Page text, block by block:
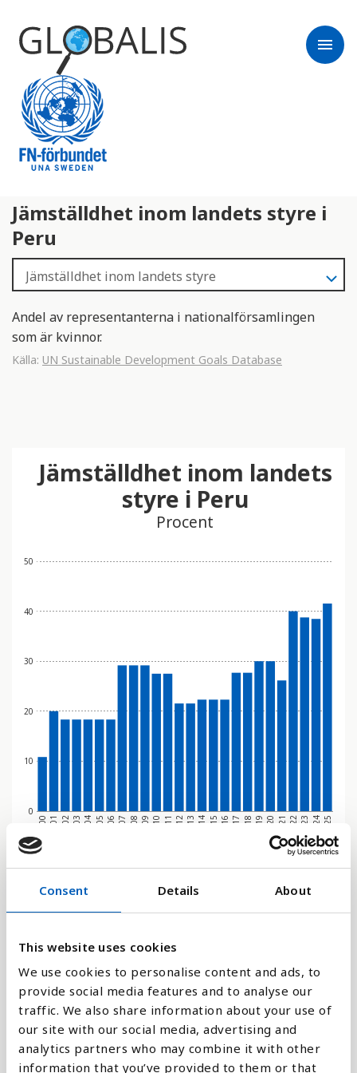
Consent Details About
This website uses cookies
We use cookies to personalise content and ads, to
provide social media features and to analyse our
traffic. We also share information about your use of
our site with our social media, advertising and
analytics partners who may combine it with other
information that you’ve provided to them or that
menu
Jämställdhet inom landets styre i
Peru
Andel av representanterna i nationalförsamlingen
som är kvinnor.
Källa: UN Sustainable Development Goals Database
0
10
20
30
40
50
2000 2001 2002 2003 2004 2005 2006 2007 2008 2009 2010 2011 2012 2013 2014 2015 2016 2017 2018 2019 2020 2021 2022 2023 2024 2025
Jämställdhet inom landets
styre i Peru
Procent
Stapeldiagram
Jämför med: